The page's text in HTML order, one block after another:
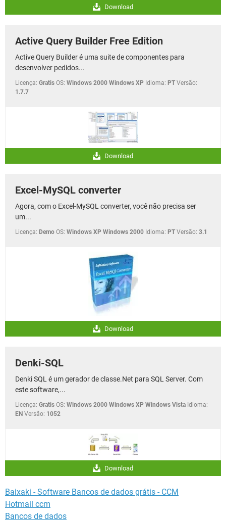
Download
Active Query Builder Free Edition
Active Query Builder é uma suite de componentes para
desenvolver pedidos...
Licença: Gratis OS: Windows 2000 Windows XP Idioma: PT Versão:
1.7.7
Download
Excel-MySQL converter
Agora, com o Excel-MySQL converter, você não precisa ser
um...
Licença: Demo OS: Windows XP Windows 2000 Idioma: PT Versão: 3.1
Download
Denki-SQL
Denki SQL é um gerador de classe.Net para SQL Server. Com
este software,...
Licença: Gratis OS: Windows 2000 Windows XP Windows Vista Idioma:
EN Versão: 1052
Download
Baixaki - Software Bancos de dados grátis - CCM
Hotmail ccm
Bancos de dados